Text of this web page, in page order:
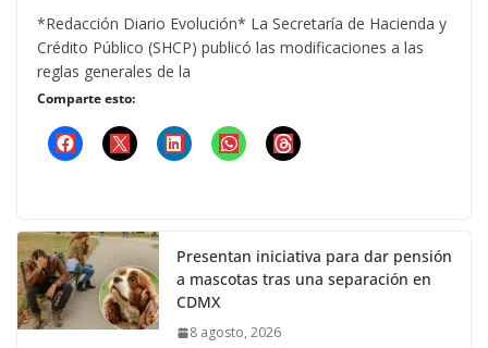
*Redacción Diario Evolución* La Secretaría de Hacienda y
Crédito Público (SHCP) publicó las modificaciones a las
reglas generales de la
Comparte esto:
Presentan iniciativa para dar pensión
a mascotas tras una separación en
CDMX
8 agosto, 2026